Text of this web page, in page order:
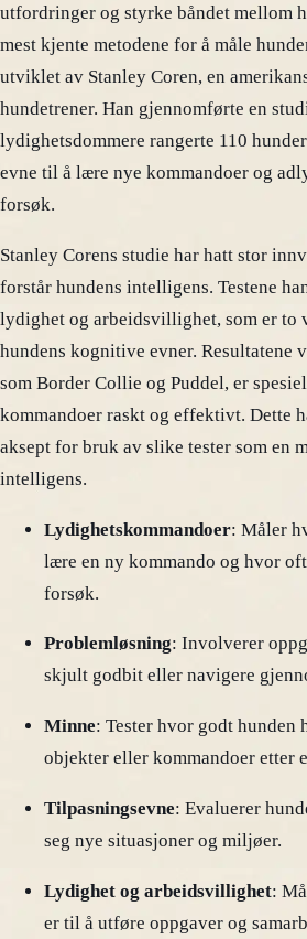
utfordringer og styrke båndet mellom
mest kjente metodene for å måle
utviklet av Stanley Coren, en
hundetrener. Han gjennomførte en
lydighetsdommere rangerte 110
evne til å lære nye kommandoer og
forsøk.
Stanley Corens studie har hatt stor
forstår hundens intelligens. Testene
lydighet og arbeidsvillighet, som er to
hundens kognitive evner. Resultatene
som Border Collie og Puddel, er
kommandoer raskt og effektivt. Dette
aksept for bruk av slike tester som en
intelligens.
Lydighetskommandoer: Måler
lære en ny kommando og hvor
forsøk.
Problemløsning: Involverer
skjult godbit eller navigere
Minne: Tester hvor godt hunden
objekter eller kommandoer etter
Tilpasningsevne: Evaluerer
seg nye situasjoner og miljøer.
Lydighet og arbeidsvillighet:
er til å utføre oppgaver og